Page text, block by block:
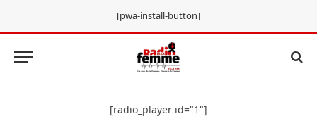
[pwa-install-button]
[radio_player id="1"]